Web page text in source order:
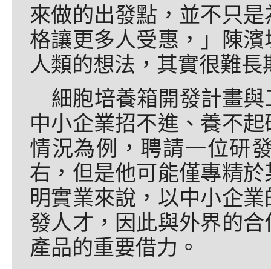
來做的出發點，並不只
格讓更多人受惠，」陳
人類的想法，其實很難
細胞培養箱開發計畫
中小企業招不進、養不
情況為例，聘請一位研
右，但是他可能僅專精
明實業來說，以中小企
發人才，因此與外界的
產品的重要借力。